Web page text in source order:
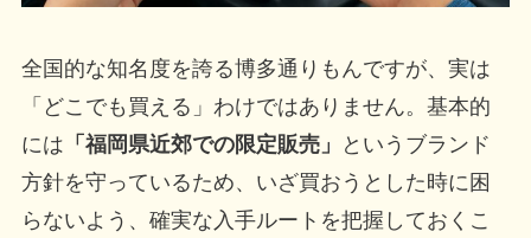
全国的な知名度を誇る博多通りもんですが、実は
「どこでも買える」わけではありません。基本的
には 「福岡県近郊での限定販売」
というブランド
方針を守っているため、いざ買おうとした時に困
らないよう、確実な入手ルートを把握しておくこ